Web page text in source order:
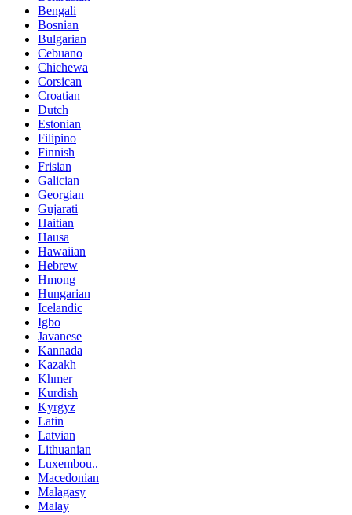
Bengali
Bosnian
Bulgarian
Cebuano
Chichewa
Corsican
Croatian
Dutch
Estonian
Filipino
Finnish
Frisian
Galician
Georgian
Gujarati
Haitian
Hausa
Hawaiian
Hebrew
Hmong
Hungarian
Icelandic
Igbo
Javanese
Kannada
Kazakh
Khmer
Kurdish
Kyrgyz
Latin
Latvian
Lithuanian
Luxembou..
Macedonian
Malagasy
Malay